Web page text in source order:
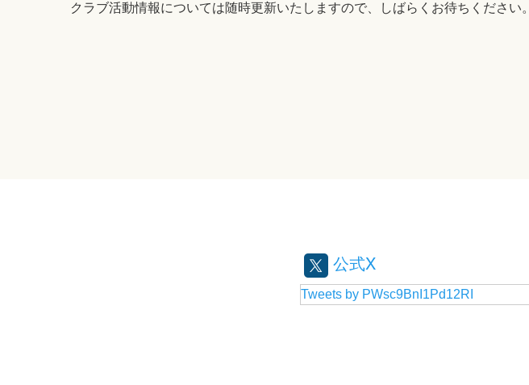
クラブ活動情報については随時更新いたしますので、しばらくお待ちください。
公式X
Tweets by PWsc9BnI1Pd12RI